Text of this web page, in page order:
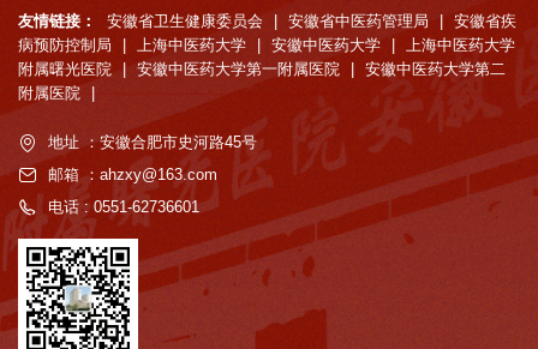
友情链接： 安徽省卫生健康委员会 安徽省中医药管理局
安徽省疾
病预防控制局
上海中医药大学 安徽中医药大学
上海中医药大学
附属曙光医院
安徽中医药大学第一附属医院
安徽中医药大学第二
附属医院
地址 ：安徽合肥市史河路45号
邮箱 ：ahzxy@163.com
电话 : 0551-62736601